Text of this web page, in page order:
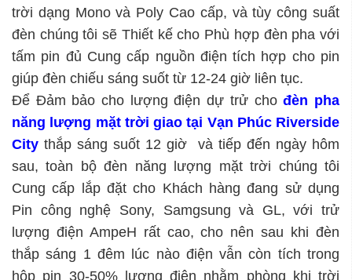
trời dạng Mono và Poly Cao cấp, và tùy công suất
đèn chúng tôi sẽ Thiết kế cho Phù hợp đèn pha với
tấm pin đủ Cung cấp nguồn điện tích hợp cho pin
giúp đèn chiếu sáng suốt từ 12-24 giờ liên tục.
Để Đảm bảo cho lượng điện dự trử chođèn pha
năng lượng mặt trời giao tại Vạn Phúc Riverside
City thắp sáng suốt 12 giờ và tiếp đến ngày hôm
sau, toàn bộ đèn năng lượng mặt trời chúng tôi
Cung cấp lắp đặt cho Khách hàng đang sử dụng
Pin công nghệ Sony, Samgsung và GL, với trử
lượng điện AmpeH rất cao, cho nên sau khi đèn
thắp sáng 1 đêm lúc nào điện vẫn còn tích trong
hộp pin 30-50% lượng điện nhằm phòng khi trời